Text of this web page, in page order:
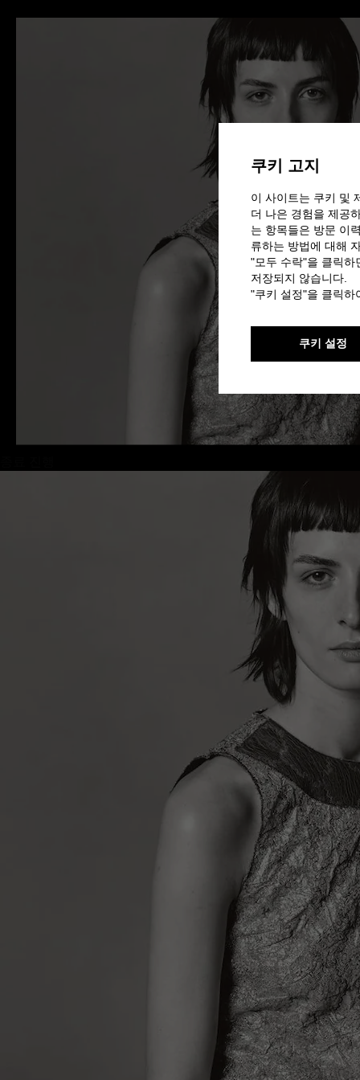
쿠키 고지
이 사이트는 쿠키 및
더 나은 경험을 제공
는 항목들은 방문 이
류하는 방법에 대해
"모두 수락"을 클릭하
저장되지 않습니다.
"쿠키 설정"을 클릭하
쿠키 설정